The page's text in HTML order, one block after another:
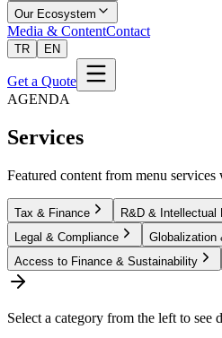
Our Ecosystem
Media & ContentContact
TR EN
Get a Quote
AGENDA
Services
Featured content from menu
Tax & Finance
R&D & Intellectual
Legal & Compliance
Globalization
Access to Finance & Sustainability
Select a category from the left to see